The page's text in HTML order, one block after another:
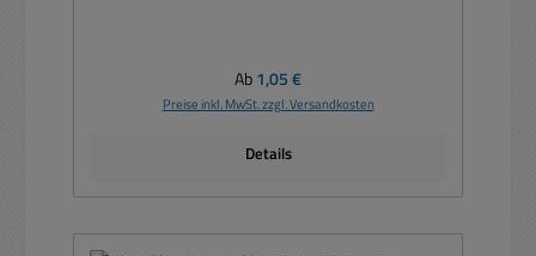
Regulärer Preis:
Ab1,05 €
Preise inkl. MwSt. zzgl. Versandkosten
Details